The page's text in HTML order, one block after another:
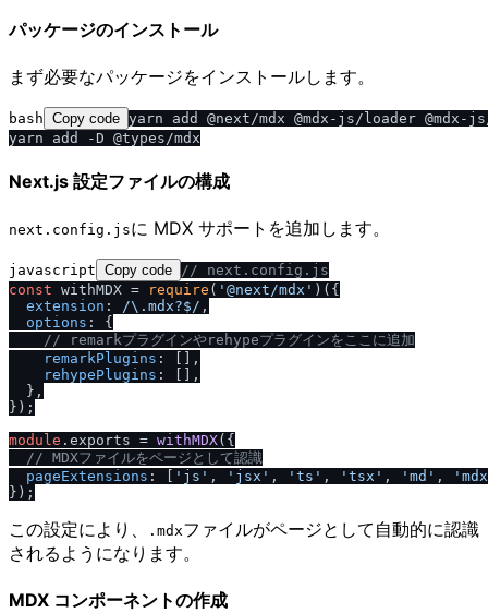
パッケージのインストール
まず必要なパッケージをインストールします。
bash Copy code yarn add @next/mdx @mdx-js/loader @mdx-
Next.js 設定ファイルの構成
next.config.jsに MDX サポートを追加します。
javascript Copy code / / next.config.js
const withMDX = require ( '@next /mdx' )({
extension : /\.mdx?$ / ,
options : {
/ / remarkプラグインやrehypeプラグインをここに追加
remarkPlugins : [],
rehypePlugins : [],
  },
});
module . exports = withMDX({
/ / MDXファイルをページとして認識
pageExtensions : [ 'js' , 'jsx' , 'ts' , 'tsx' , 'md' ,
この設定により、 .mdxファイルがページとして自動的に認識
されるようになります。
MDX コンポーネントの作成